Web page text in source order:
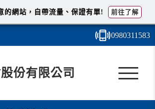
0980311 583
份有限公司
的網站，自帶流量、保證有單! 前往了解